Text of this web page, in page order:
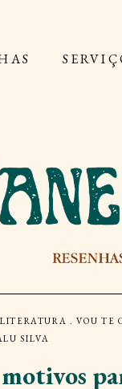
LITERATURA .VOU TE
SILVA